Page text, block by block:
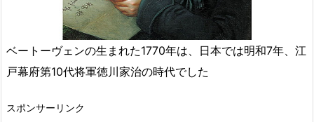
ベートーヴェンの生まれた1770年は、日本では明和7年、江
戸幕府第10代将軍徳川家治の時代でした
スポンサーリンク